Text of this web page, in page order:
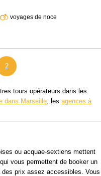
voyages de noce
2
tours opérateurs dans les
dans Marseille , les agences à
ou acquae-sextiens mettent
vous permettent de booker un
prix assez accessibles. Vous